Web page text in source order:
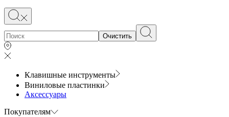
Очистить
Клавишные инструменты
Виниловые пластинки
Аксессуары
Покупателям